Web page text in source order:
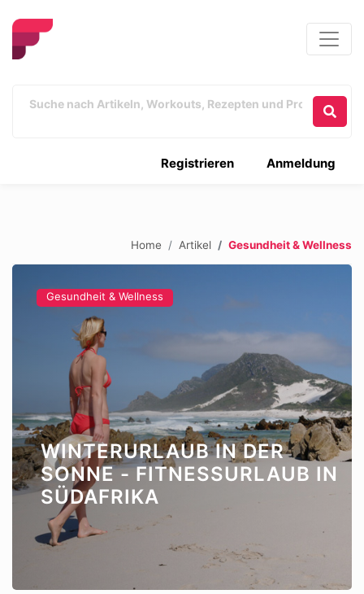
Anmeldung
Registrieren
Home Artikel Gesundheit & Wellness
Gesundheit & Wellness
WINTERURLAUB IN DER
SONNE - FITNESSURLAUB IN
SÜDAFRIKA